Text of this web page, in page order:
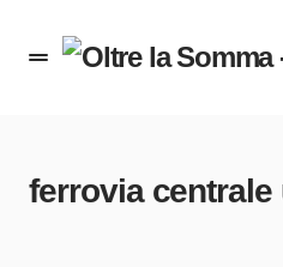
ferrovia centrale